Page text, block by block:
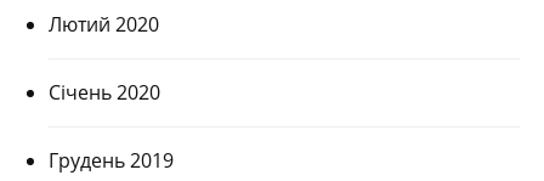
Лютий 2020
Січень 2020
Грудень 2019